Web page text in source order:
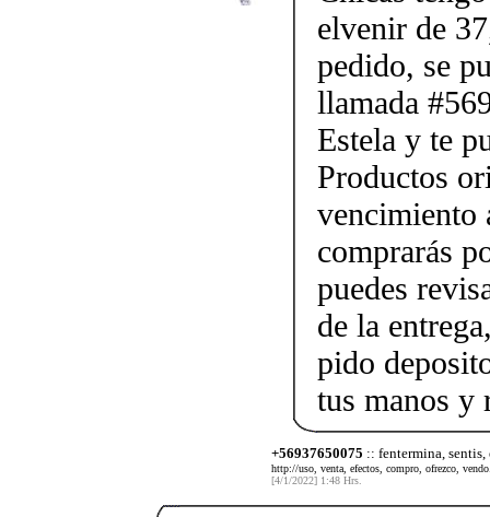
elvenir de
pedido, se
llamada
Estela y te
Productos
vencimiento
comprarás
puedes
de la
pido
tus manos y
+56937650075 :: fentermina,
http://uso, venta, efectos, compro, ofrezco,
[4/1/2022] 1:48 Hrs.